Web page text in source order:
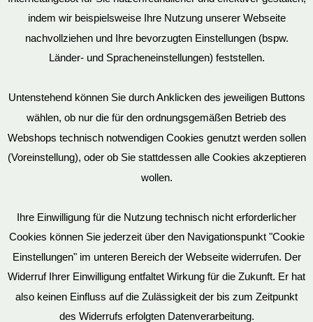
Mein Konto
Vertrag widerrufen
Impressum
indem wir beispielsweise Ihre Nutzung unserer Webseite
nachvollziehen und Ihre bevorzugten Einstellungen (bspw.
Länder- und Spracheneinstellungen) feststellen.
Untenstehend können Sie durch Anklicken des jeweiligen Buttons
wählen, ob nur die für den ordnungsgemäßen Betrieb des
Webshops technisch notwendigen Cookies genutzt werden sollen
(Voreinstellung), oder ob Sie stattdessen alle Cookies akzeptieren
wollen.
Ihre Einwilligung für die Nutzung technisch nicht erforderlicher
Cookies können Sie jederzeit über den Navigationspunkt "Cookie
Einstellungen" im unteren Bereich der Webseite widerrufen. Der
Widerruf Ihrer Einwilligung entfaltet Wirkung für die Zukunft. Er hat
also keinen Einfluss auf die Zulässigkeit der bis zum Zeitpunkt
des Widerrufs erfolgten Datenverarbeitung.